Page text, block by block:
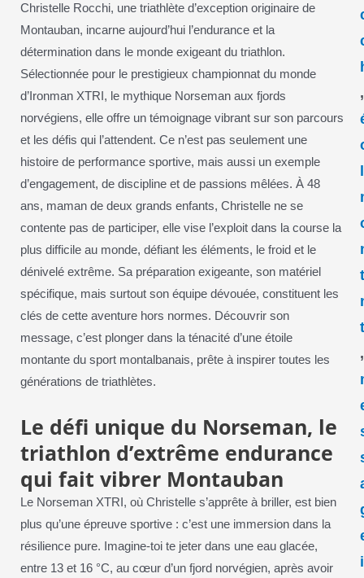
Christelle Rocchi, une triathlète d’exception originaire de
Montauban, incarne aujourd’hui l’endurance et la
détermination dans le monde exigeant du triathlon.
Sélectionnée pour le prestigieux championnat du monde
d’Ironman XTRI, le mythique Norseman aux fjords
norvégiens, elle offre un témoignage vibrant sur son parcours
et les défis qui l’attendent. Ce n’est pas seulement une
histoire de performance sportive, mais aussi un exemple
d’engagement, de discipline et de passions mêlées. À 48
ans, maman de deux grands enfants, Christelle ne se
contente pas de participer, elle vise l’exploit dans la course la
plus difficile au monde, défiant les éléments, le froid et le
dénivelé extrême. Sa préparation exigeante, son matériel
spécifique, mais surtout son équipe dévouée, constituent les
clés de cette aventure hors normes. Découvrir son
message, c’est plonger dans la ténacité d’une étoile
montante du sport montalbanais, prête à inspirer toutes les
générations de triathlètes.
Le défi unique du Norseman, le
triathlon d’extrême endurance
qui fait vibrer Montauban
Le Norseman XTRI, où Christelle s’apprête à briller, est bien
plus qu’une épreuve sportive : c’est une immersion dans la
résilience pure. Imagine-toi te jeter dans une eau glacée,
entre 13 et 16 °C, au cœur d’un fjord norvégien, après avoir
,
,